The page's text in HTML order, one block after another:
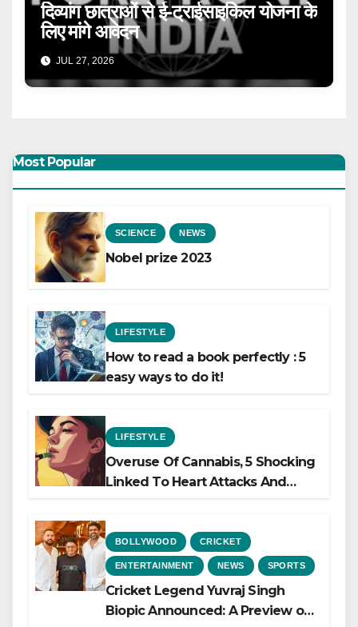
दिव्यांग छात्राओं से ई-ट्राईसाइकिल योजना के
लिए मांगे आवेदन
JUL 27, 2026
Most Popular
SCIENCE NEWS
Nobel prize 2023
LIFESTYLE
How to read a book perfectly : 5
easy ways to do it!
LIFESTYLE
Overuse Of Cannabis, 5 Shocking
Linked To Heart Attacks And
BOLLYWOOD CRICKET
ENTERTAINMENT NEWS SPORTS
Cricket Legend Yuvraj Singh
Biopic Announced: A Preview of